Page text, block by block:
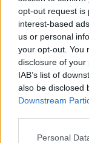
opt-out request is
interest-based
us or personal
your opt-out. You
disclosure of
IAB’s list of
also be disclosed
Downstream
Personal
Μην χάνεις